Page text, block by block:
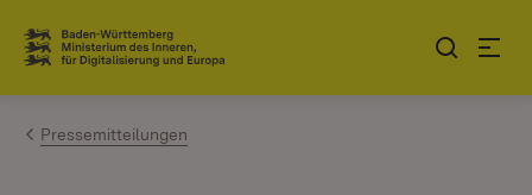
Zum Inhalt springen
Link zur Startseite
Pressemitteilungen